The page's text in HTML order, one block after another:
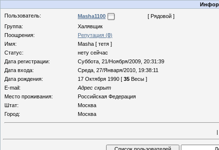
Пользователь:
Masha1100
[ Рядовой ]
Группа:
Халявщик
Поощрения:
Репутация (0)
Имя:
Masha [ тетя ]
Статус:
нету сейчас
Дата регистрации:
Суббота, 21/Ноября/2009, 20:31:39
Дата входа:
Среда, 27/Января/2010, 19:38:11
Дата рождения:
17 Октября 1990 [ 35 Весы ]
E-mail:
Адрес скрыт
Место проживания:
Российская Федерация
Штат:
Москва
Город:
Москва
|